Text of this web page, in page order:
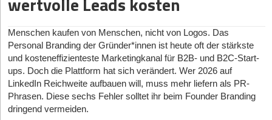
Wiesn-Tische sind knapp – sehr knapp. Frühzeitig buchen!
persönlichen Note versieht, macht den Unterschied.
Das Oktoberfest ist ein einzigartiges Erlebnis. Besonders
internationale Gäste schätzen die authentische bayerische
Tradition. Um einen Kulturschock zu vermeiden und vor
allem internationalen Gästen Sicherheit zu geben, kann ein
kurzes Briefing nicht schaden, das der Einladung beigefügt
Menschen kaufen von Menschen, nicht von Logos. Das
Personal Branding der Gründer*innen ist heute oft der stärkste
und kosteneffizienteste Marketingkanal für B2B- und B2C-Start-
ups. Doch die Plattform hat sich verändert. Wer 2026 auf
LinkedIn Reichweite aufbauen will, muss mehr liefern als PR-
Phrasen. Diese sechs Fehler solltet ihr beim Founder Branding
dringend vermeiden.